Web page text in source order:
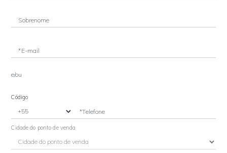
Sobrenome
*E-mail
e/ou
Código
*Telefone
Cidade do ponto de venda